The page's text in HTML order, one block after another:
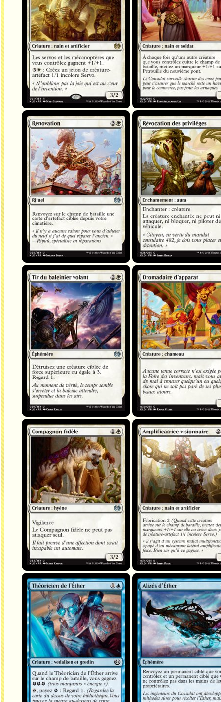
Rénovation Révocation des privilèges
Tir du baleinier volant Dromadaire d'apparat
Compagnon fidèle Amplificatrice visionnaire
Théoricien de l'Éther Alizés d'Æther // Alizés d'Éther